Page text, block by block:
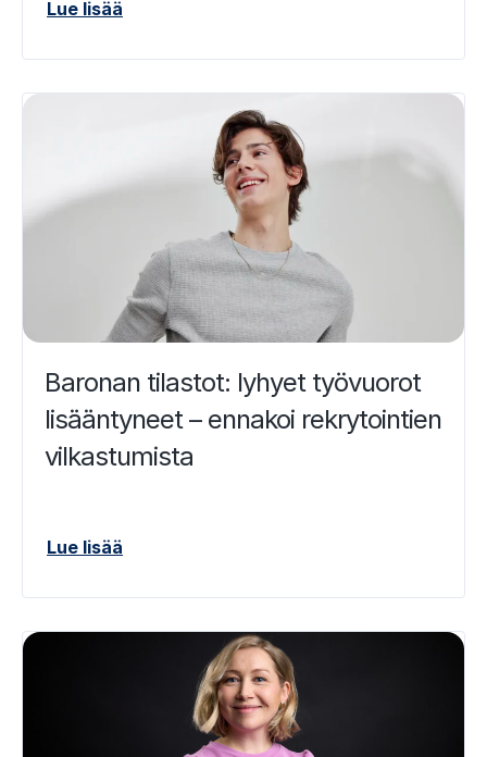
Lue lisää
Baronan tilastot: lyhyet työvuorot
lisääntyneet – ennakoi rekrytointien
vilkastumista
Lue lisää